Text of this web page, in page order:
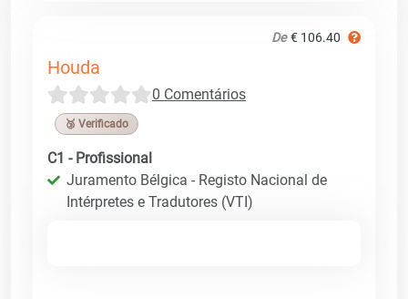
De € 106.40
Houda
0 Comentários
🥉 Verificado
C1 - Profissional
Juramento Bélgica - Registo Nacional de
Intérpretes e Tradutores (VTI)